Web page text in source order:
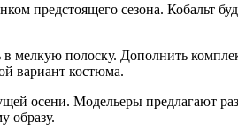
предстоящего сезона. Кобальт
полоску. Дополнить
вариант костюма.
осени. Модельеры предлагают
образу.